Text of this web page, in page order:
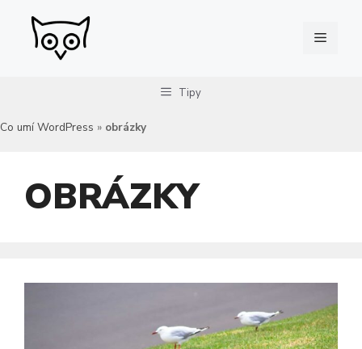
obsah
Menu
Tipy
Co umí WordPress » obrázky
OBRÁZKY